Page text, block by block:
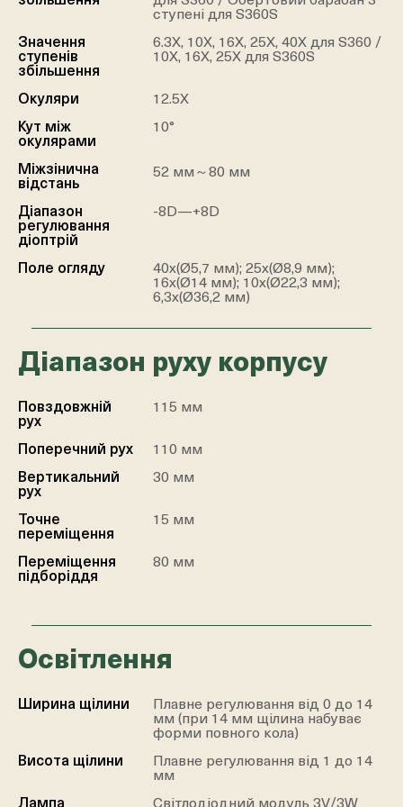
ступені для S360S
Значення
ступенів
збільшення
6.3X, 10X, 16X, 25X, 40X для S360 /
10X, 16X, 25X для S360S
Окуляри
12.5X
Кут між
окулярами
10°
Міжзінична
відстань
52 мм～80 мм
Діапазон
регулювання
діоптрій
-8D—+8D
Поле огляду
40х(Ø5,7 мм); 25х(Ø8,9 мм);
16х(Ø14 мм); 10х(Ø22,3 мм);
6,3х(Ø36,2 мм)
Діапазон руху корпусу
Повздовжній
рух
115 мм
Поперечний рух
110 мм
Вертикальний
рух
30 мм
Точне
переміщення
15 мм
Переміщення
підборіддя
80 мм
Освітлення
Ширина щілини
Плавне регулювання від 0 до 14
мм (при 14 мм щілина набуває
форми повного кола)
Висота щілини
Плавне регулювання від 1 до 14
мм
Лампа
Світлодіодний модуль 3V/3W